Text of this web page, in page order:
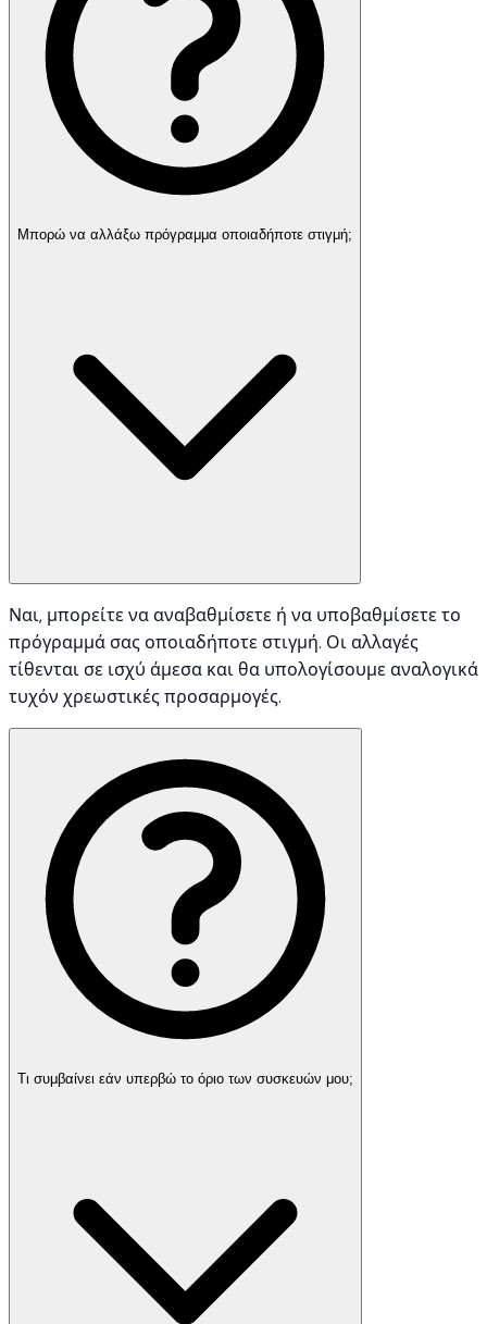
Μπορώ να αλλάξω πρόγραμμα οποιαδήποτε στιγμή;
Ναι, μπορείτε να αναβαθμίσετε ή να υποβαθμίσετε το
πρόγραμμά σας οποιαδήποτε στιγμή. Οι αλλαγές
τίθενται σε ισχύ άμεσα και θα υπολογίσουμε αναλογικά
τυχόν χρεωστικές προσαρμογές.
Τι συμβαίνει εάν υπερβώ το όριο των συσκευών μου;